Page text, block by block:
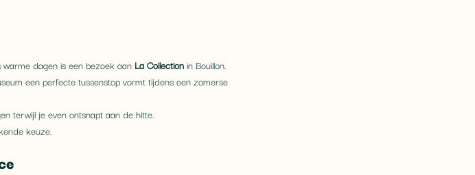
dagen is een bezoek aan La Collection in Bouillon.
een perfecte tussenstop vormt tijdens een zomerse
terwijl je even ontsnapt aan de hitte.
keuze.